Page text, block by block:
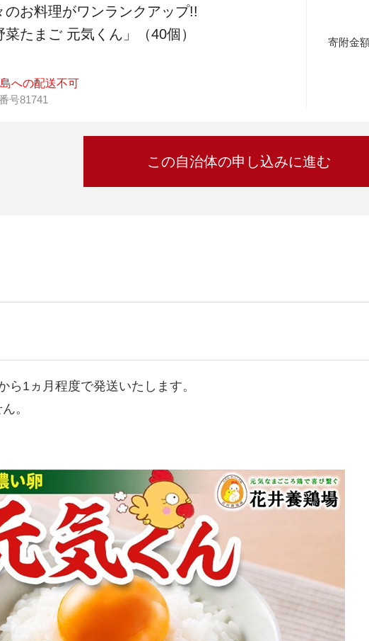
市
氷見市
大阪府
宍粟市
のお料理がワンランクアップ!!
菜たまご 元気くん」（40個）
への配送不可
号81741
寄附金
ら1ヵ月程度で発送いたします。
。